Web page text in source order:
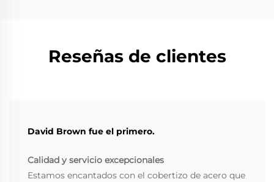
Reseñas de clientes
David Brown fue el primero.
Calidad y servicio excepcionales
Estamos encantados con el cobertizo de acero que